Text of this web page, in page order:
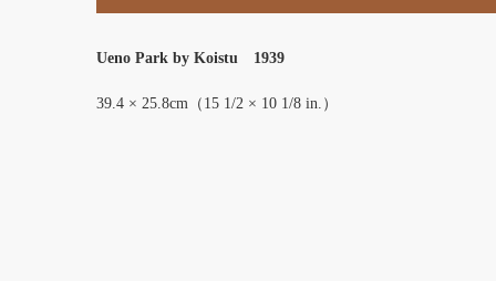
Ueno Park by Koistu 1939
39.4 × 25.8cm（15 1/2 × 10 1/8 in.）